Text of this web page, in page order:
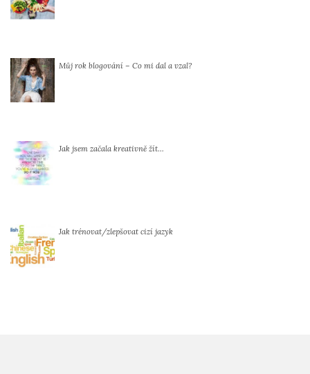
Můj rok blogování – Co mi dal a vzal?
Jak jsem začala kreativně žít…
Jak trénovat/zlepšovat cizí jazyk